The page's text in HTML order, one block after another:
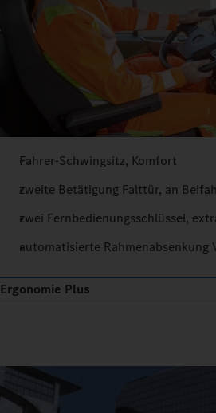
Fahrer-Schwingsitz, Komfort
zweite Betätigung Falttür, an
zwei Fernbedienungsschlüssel,
automatisierte Rahmenabsenkung
Ergonomie Plus